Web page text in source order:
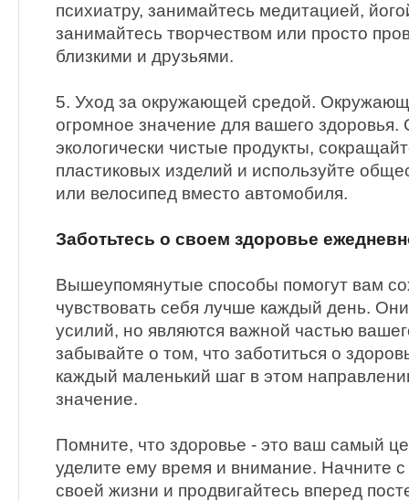
психиатру, занимайтесь медитацией,
занимайтесь творчеством или просто
близкими и друзьями.
5. Уход за окружающей средой.
огромное значение для вашего здоровья.
экологически чистые продукты,
пластиковых изделий и используйте
или велосипед вместо автомобиля.
Заботьтесь о своем здоровье
Вышеупомянутые способы помогут вам
чувствовать себя лучше каждый день.
усилий, но являются важной частью
забывайте о том, что заботиться о
каждый маленький шаг в этом
значение.
Помните, что здоровье - это ваш самый
уделите ему время и внимание. Начните
своей жизни и продвигайтесь вперед